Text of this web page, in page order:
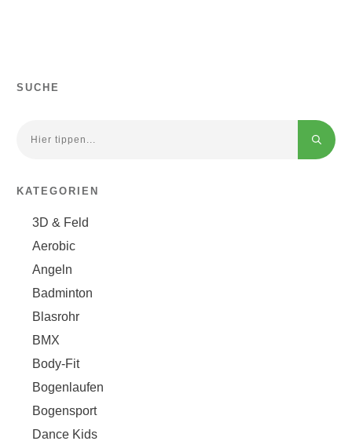
SUCHE
KATEGORIEN
3D & Feld
Aerobic
Angeln
Badminton
Blasrohr
BMX
Body-Fit
Bogenlaufen
Bogensport
Dance Kids